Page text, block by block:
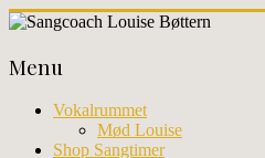
Skip
content
Louise
Bøttern
Professionel
Menu
Vokalrummet
Mød Louise
Shop Sangtimer